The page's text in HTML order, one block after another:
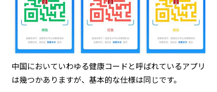
中国においていわゆる健康コードと呼ばれているアプリ
は幾つかありますが、基本的な仕様は同じです。